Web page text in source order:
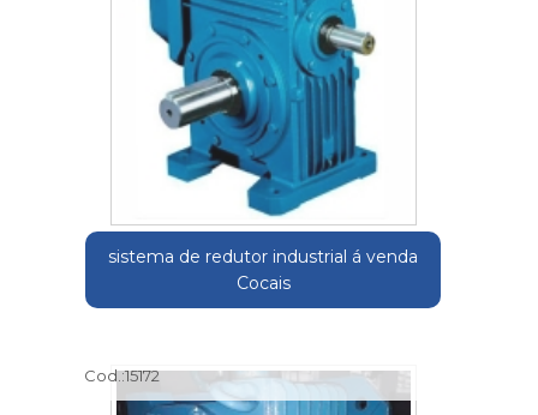
sistema de redutor industrial á venda
Cocais
Cod.:15172